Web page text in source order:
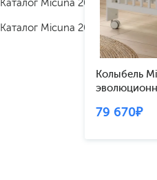
Колыбель
79 670₽
Каталог Micuna 2025